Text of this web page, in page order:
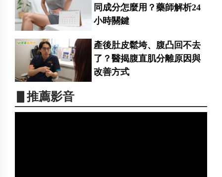
同成分怎麼用？藥師解析24
小時關鍵
產後肚皮鬆垮、腹凸回不去
了？醫揭腹直肌分離原因與
改善方式
▋推薦影音